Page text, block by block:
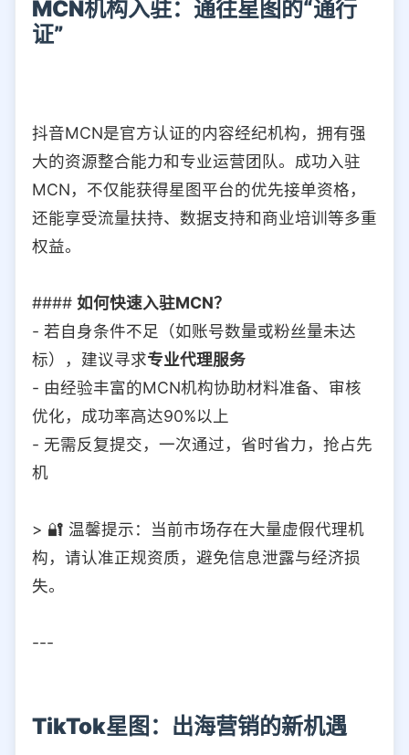
MCN机构入驻：通往星图的“通行
证”
抖音MCN是官方认证的内容经纪机构，拥有强
大的资源整合能力和专业运营团队。成功入驻
MCN，不仅能获得星图平台的优先接单资格，
还能享受流量扶持、数据支持和商业培训等多重
权益。
#### 如何快速入驻MCN？
- 若自身条件不足（如账号数量或粉丝量未达
标），建议寻求专业代理服务
- 由经验丰富的MCN机构协助材料准备、审核
优化，成功率高达90%以上
- 无需反复提交，一次通过，省时省力，抢占先
机
> 🔐 温馨提示：当前市场存在大量虚假代理机
构，请认准正规资质，避免信息泄露与经济损
失。
---
TikTok星图：出海营销的新机遇